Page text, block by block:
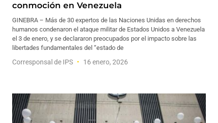
conmoción en Venezuela
GINEBRA – Más de 30 expertos de las Naciones Unidas en derechos
humanos condenaron el ataque militar de Estados Unidos a Venezuela
el 3 de enero, y se declararon preocupados por el impacto sobre las
libertades fundamentales del “estado de
Corresponsal de IPS 16 enero, 2026